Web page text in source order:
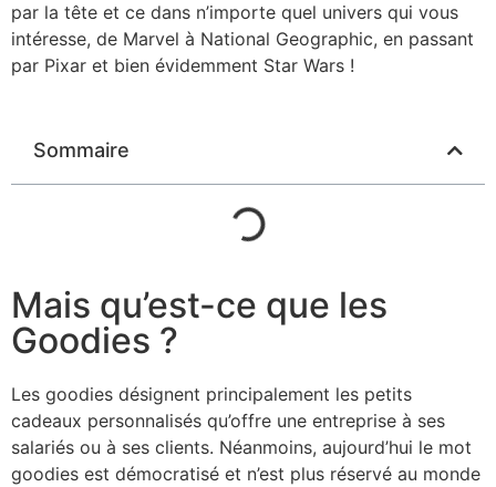
par la tête et ce dans n’importe quel univers qui vous
intéresse, de Marvel à National Geographic, en passant
par Pixar et bien évidemment Star Wars !
Sommaire
Mais qu’est-ce que les
Goodies ?
Les goodies désignent principalement les petits
cadeaux personnalisés qu’offre une entreprise à ses
salariés ou à ses clients. Néanmoins, aujourd’hui le mot
goodies est démocratisé et n’est plus réservé au monde